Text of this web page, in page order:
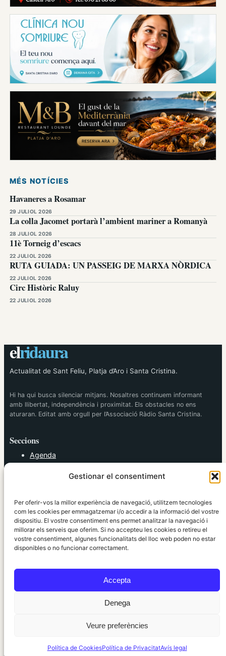
Gestionar el consentiment
Per oferir-vos la millor experiència de navegació, utilitzem tecnologies
com les cookies per emmagatzemar i/o accedir a la informació del vostre
dispositiu. El vostre consentiment ens permet analitzar la navegació i
millorar els serveis que oferim. Si no accepteu les cookies o retireu el
vostre consentiment, algunes funcionalitats del lloc web poden no estar
disponibles o no funcionar correctament.
Accepta
Denega
Veure preferències
Política de CookiesPolítica de PrivacitatAvís legal
MÉS NOTÍCIES
Havaneres a Rosamar
29 JULIOL 2026
La colla Jacomet portarà l’ambient mariner a Romanyà
28 JULIOL 2026
11è Torneig d’escacs
22 JULIOL 2026
RUTA GUIADA: UN PASSEIG DE MARXA NÒRDICA
22 JULIOL 2026
Circ Històric Raluy
22 JULIOL 2026
elridaura
Actualitat de Sant Feliu, Platja d’Aro i Santa Cristina.
Hi ha qui busca silenciar mitjans. Nosaltres continuem informant
amb llibertat, independència i proximitat. Els obstacles no ens
aturaran. Editat amb orgull per l’Associació Ràdio Santa Cristina.
Seccions
Agenda
Política
Societat
Tendències
elRidaura.com
Informació local, clara i propera ·Accés administració